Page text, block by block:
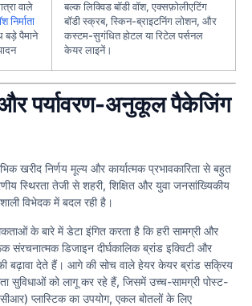
वाले
निर्माता
बड़े पैमाने
बल्क लिक्विड बॉडी वॉश, एक्सफ़ोलीएटिंग
बॉडी स्क्रब, स्किन-ब्राइटनिंग लोशन, और
कस्टम-सुगंधित होटल या रिटेल पर्सनल
केयर लाइनें।
पर्यावरण-अनुकूल पैकेजिंग
खरीद निर्णय मूल्य और कार्यात्मक प्रभावकारिता से बहुत
स्थिरता तेजी से शहरी, शिक्षित और युवा जनसांख्यिकीय
विभेदक में बदल रही है।
के बारे में डेटा इंगित करता है कि हरी सामग्री और
संरचनात्मक डिजाइन दीर्घकालिक ब्रांड इक्विटी और
बढ़ावा देते हैं। आगे की सोच वाले हेयर केयर ब्रांड सक्रिय
सुविधाओं को लागू कर रहे हैं, जिसमें उच्च-सामग्री पोस्ट-
प्लास्टिक का उपयोग, एकल बोतलों के लिए